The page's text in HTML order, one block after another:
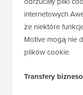
internetowych
że niektóre
Motive mogą nie
plików cookie.
Transfery